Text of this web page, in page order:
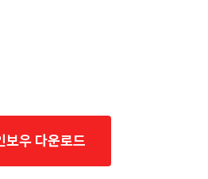
보우 다운로드